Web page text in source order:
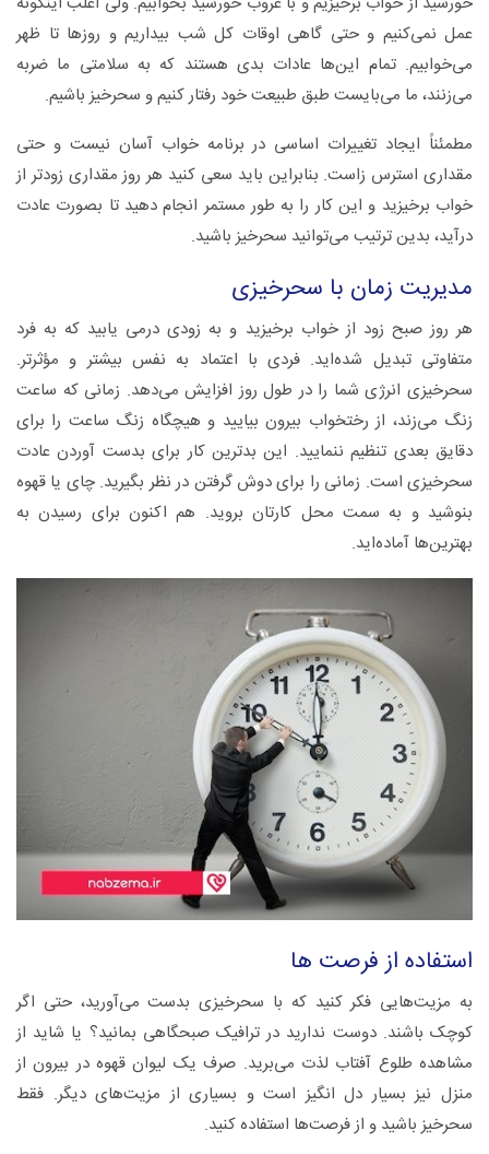
عمل نمی‌کنیم و حتی گاهی اوقات کل شب بیداریم و روز‌ها تا ظهر
می‌خوابیم. تمام این‌ها عادات بدی هستند که به سلامتی ما ضربه
می‌زنند، ما می‌بایست طبق طبیعت خود رفتار کنیم و سحرخیز باشیم.
مطمئناً ایجاد تغییرات اساسی در برنامه خواب آسان نیست و حتی
مقداری استرس زاست. بنابراین باید سعی کنید هر روز مقداری زود‌تر از
خواب برخیزید و این کار را به طور مستمر انجام دهید تا بصورت عادت
درآید، بدین ترتیب می‌توانید سحرخیز باشید.
مدیریت زمان با سحرخیزی
هر روز صبح زود از خواب برخیزید و به زودی درمی یابید که به فرد
متفاوتی تبدیل شده‌اید. فردی با اعتماد به نفس بیشتر و مؤثر‌تر.
سحرخیزی انرژی شما را در طول روز افزایش می‌دهد. زمانی که ساعت
زنگ می‌زند، از رختخواب بیرون بیایید و هیچگاه زنگ ساعت را برای
دقایق بعدی تنظیم ننمایید. این بد‌ترین کار برای بدست آوردن عادت
سحرخیزی است. زمانی را برای دوش گرفتن در نظر بگیرید. چای یا قهوه
بنوشید و به سمت محل کارتان بروید. هم اکنون برای رسیدن به
بهترین‌ها آماده‌اید.
استفاده از فرصت ها
به مزیت‌هایی فکر کنید که با سحرخیزی بدست می‌آورید، حتی اگر
کوچک باشند. دوست ندارید در ترافیک صبحگاهی بمانید؟ یا شاید از
مشاهده طلوع آفتاب لذت می‌برید. صرف یک لیوان قهوه در بیرون از
منزل نیز بسیار دل انگیز است و بسیاری از مزیت‌های دیگر. فقط
سحرخیز باشید و از فرصت‌ها استفاده کنید.